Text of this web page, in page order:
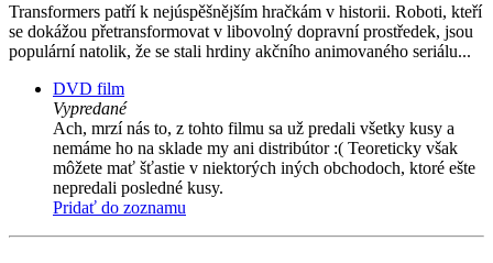
Transformers patří k nejúspěšnějším hračkám v historii. Roboti, kteří
se dokážou přetransformovat v libovolný dopravní prostředek, jsou
populární natolik, že se stali hrdiny akčního animovaného seriálu...
DVD film
Vypredané
Ach, mrzí nás to, z tohto filmu sa už predali všetky kusy a
nemáme ho na sklade my ani distribútor :( Teoreticky však
môžete mať šťastie v niektorých iných obchodoch, ktoré ešte
nepredali posledné kusy.
Pridať do zoznamu